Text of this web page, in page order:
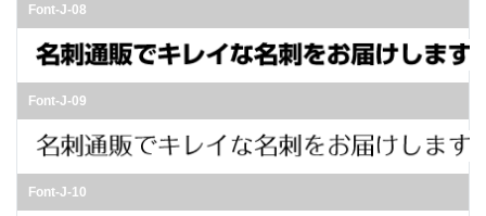
Font-J-08
Font-J-09
Font-J-10